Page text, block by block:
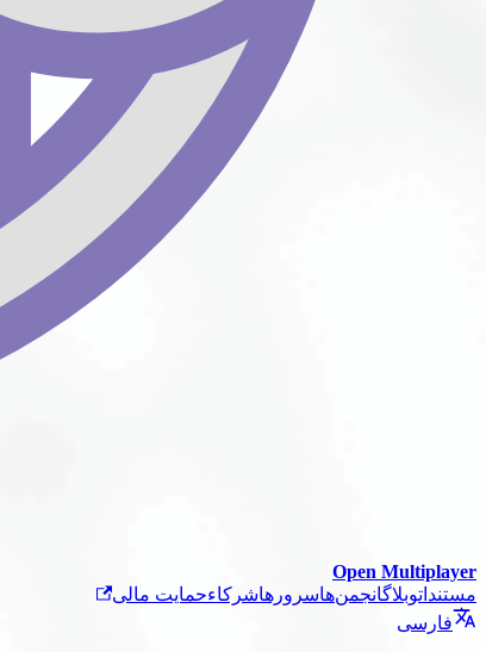
Open Multiplayer
مستنداتوبلاگانجمن‌هاسرورهاشرکاءحمایت مالی
فارسی